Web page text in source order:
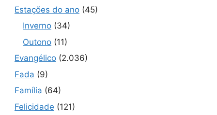
Estações do ano (45)
Inverno (34)
Outono (11)
Evangélico (2.036)
Fada (9)
Família (64)
Felicidade (121)